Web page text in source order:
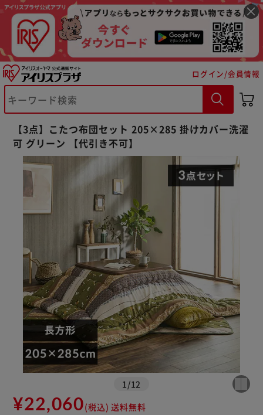
ログイン/会員情報
【3点】こたつ布団セット 205×285 掛けカバー洗濯
可 グリーン 【代引き不可】
1 /12
¥22,060(税込) 送料無料
※ご確認ください
カートに入れる 購入手続きへ